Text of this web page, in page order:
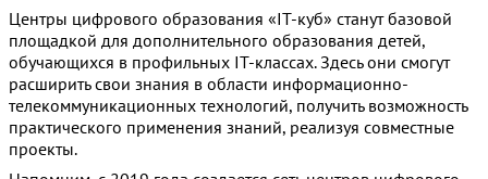
Центры цифрового образования «IT-куб» станут базовой
площадкой для дополнительного образования детей,
обучающихся в профильных IT-классах. Здесь они смогут
расширить свои знания в области информационно-
телекоммуникационных технологий, получить возможность
практического применения знаний, реализуя совместные
проекты.